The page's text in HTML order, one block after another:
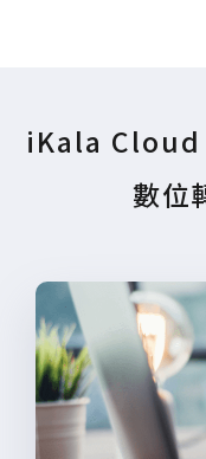
iKala Cloud
數位